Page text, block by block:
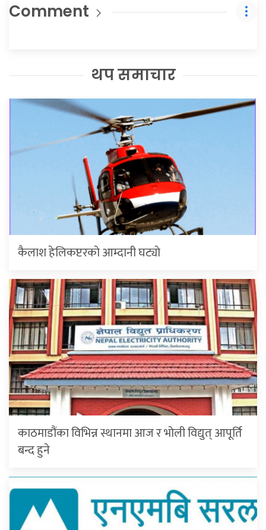
Comment
थप समाचार
कैलाश हेलिकप्टरकाे आम्दानी घट्याे
काठमाडौंका विभिन्न स्थानमा आज र भोली विद्युत् आपूर्ति
बन्द हुने